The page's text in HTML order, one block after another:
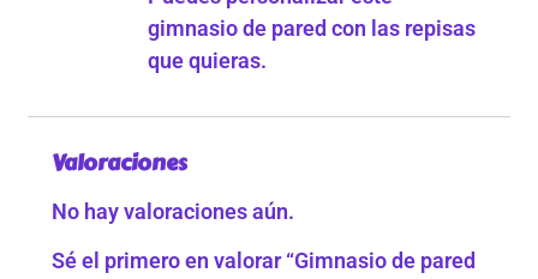
gimnasio de pared con las repisas
que quieras.
Valoraciones
No hay valoraciones aún.
Sé el primero en valorar “Gimnasio de pared